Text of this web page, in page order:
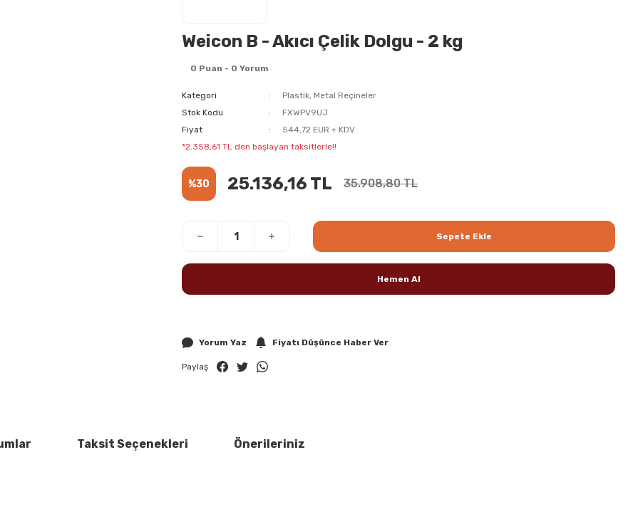
Weicon B - Akıcı Çelik Dolgu - 2 kg
0 Puan - 0 Yorum
Kategori
Plastik, Metal Reçineler
Stok Kodu
FXWPV9UJ
Fiyat
544,72 EUR + KDV
*2.358,61 TL den başlayan taksitlerle!!
%30 25.136,16 TL 35.908,80 TL
Sepete Ekle
Hemen Al
Yorum Yaz Fiyatı Düşünce Haber Ver
Paylaş
Taksit Seçenekleri Önerileriniz